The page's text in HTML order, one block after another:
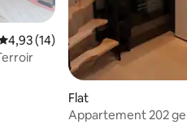
beoordeling van 4,93
4,93 (14)
& Terroir
Flat
Appartement 202